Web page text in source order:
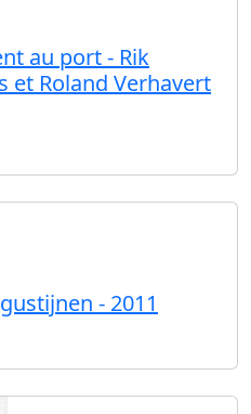
au port - Rik
et Roland Verhavert
- 2011